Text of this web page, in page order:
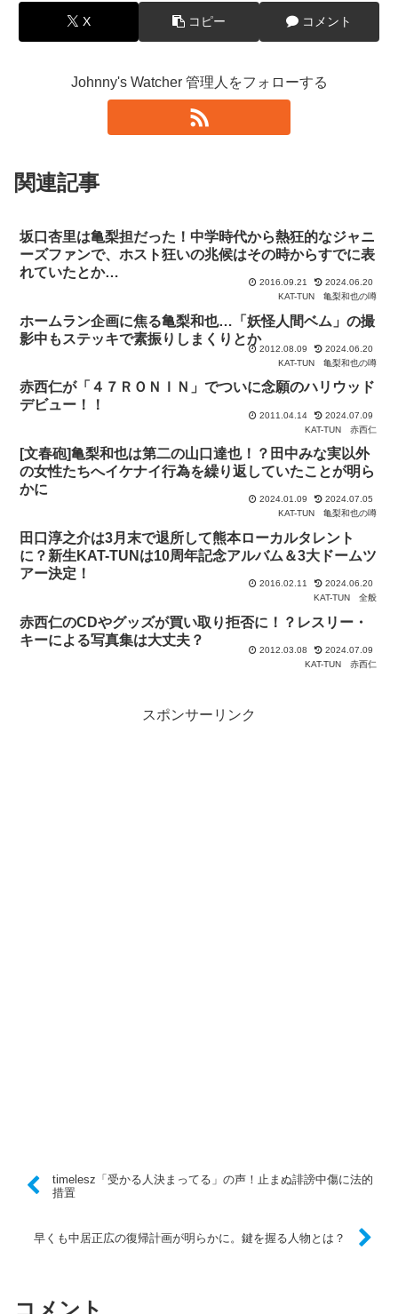
X コピー コメント
Johnny's Watcher 管理人をフォローする
関連記事
坂口杏里は亀梨担だった！中学時代から熱狂的なジャニ
ーズファンで、ホスト狂いの兆候はその時からすでに表
れていたとか…
2016.09.21
2024.06.20
KAT-TUN
亀梨和也の噂
ホームラン企画に焦る亀梨和也…「妖怪人間ベム」の撮
影中もステッキで素振りしまくりとか
2012.08.09
2024.06.20
KAT-TUN
亀梨和也の噂
赤西仁が「４７ＲＯＮＩＮ」でついに念願のハリウッド
デビュー！！
2011.04.14
2024.07.09
KAT-TUN
赤西仁
[文春砲]亀梨和也は第二の山口達也！？田中みな実以外
の女性たちへイケナイ行為を繰り返していたことが明ら
かに
2024.01.09
2024.07.05
KAT-TUN
亀梨和也の噂
田口淳之介は3月末で退所して熊本ローカルタレント
に？新生KAT-TUNは10周年記念アルバム＆3大ドームツ
アー決定！
2016.02.11
2024.06.20
KAT-TUN
全般
赤西仁のCDやグッズが買い取り拒否に！？レスリー・
キーによる写真集は大丈夫？
2012.03.08
2024.07.09
KAT-TUN
赤西仁
スポンサーリンク
timelesz「受かる人決まってる」の声！止まぬ誹謗中傷に法的
措置
早くも中居正広の復帰計画が明らかに。鍵を握る人物とは？
コメント